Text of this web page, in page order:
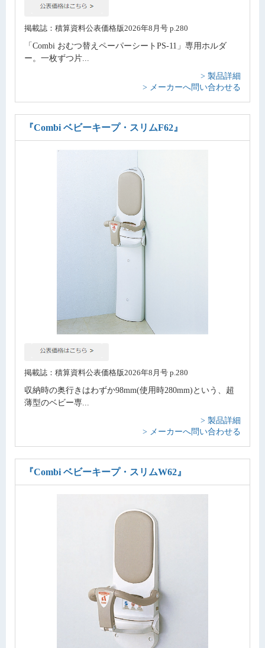
掲載誌：積算資料公表価格版2026年8月号 p.280
「Combi おむつ替えペーパーシートPS-11」専用ホルダ
ー。一枚ずつ片...
> 製品詳細
> メーカーへ問い合わせる
『Combi ベビーキープ・スリムF62』
掲載誌：積算資料公表価格版2026年8月号 p.280
収納時の奥行きはわずか98mm(使用時280mm)という、超
薄型のベビー専...
> 製品詳細
> メーカーへ問い合わせる
『Combi ベビーキープ・スリムW62』